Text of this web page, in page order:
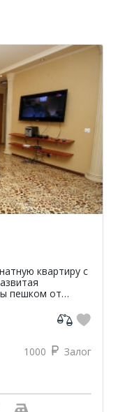
квартиру с
пешком от
1000 Залог